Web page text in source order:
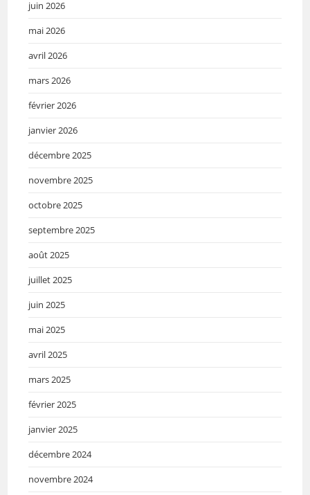
juin 2026
mai 2026
avril 2026
mars 2026
février 2026
janvier 2026
décembre 2025
novembre 2025
octobre 2025
septembre 2025
août 2025
juillet 2025
juin 2025
mai 2025
avril 2025
mars 2025
février 2025
janvier 2025
décembre 2024
novembre 2024